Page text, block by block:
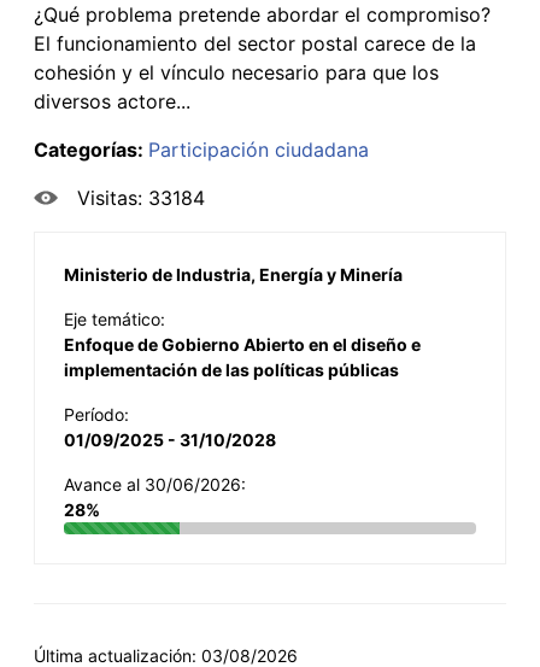
¿Qué problema pretende abordar el compromiso?
El funcionamiento del sector postal carece de la
cohesión y el vínculo necesario para que los
diversos actore...
Categorías: Participación ciudadana
Visitas: 33184
Ministerio de Industria, Energía y Minería
Eje temático:
Enfoque de Gobierno Abierto en el diseño e
implementación de las políticas públicas
Período:
01/09/2025 - 31/10/2028
Avance al 30/06/2026:
28%
Última actualización: 03/08/2026